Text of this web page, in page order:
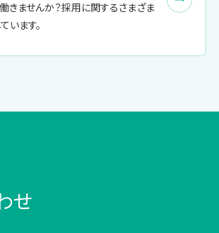
きませんか？採用に関するさまざま
います。
せ